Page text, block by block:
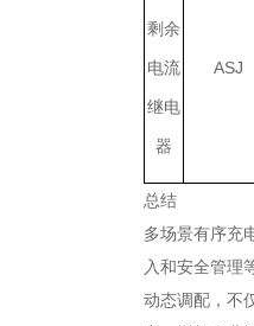
剩余
电流
继电
器
ASJ
总结
多场景有序充
入和安全管理
动态调配，不